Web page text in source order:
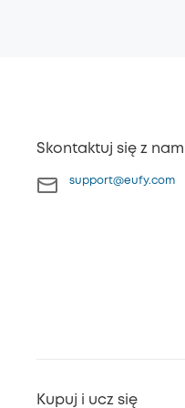
Skontaktuj się z
support@eufy.com
Kupuj i ucz się